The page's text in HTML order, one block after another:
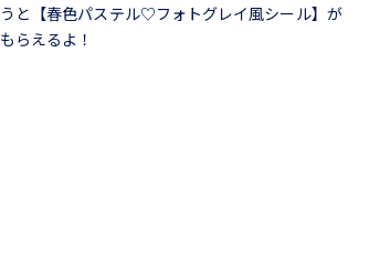
うと【春色パステル♡フォトグレイ風シール】が
もらえるよ！